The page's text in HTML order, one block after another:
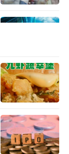
收购了美国
大的一笔收
迭中对这部
它与其他业